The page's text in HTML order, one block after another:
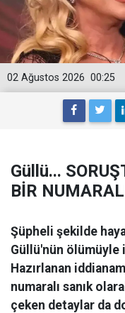
00:25
02 Ağustos 2026
Güllü...
BİR
Şüpheli şekilde
Güllü'nün ölümüyle
Hazırlanan
numaralı sanık
çeken detaylar da